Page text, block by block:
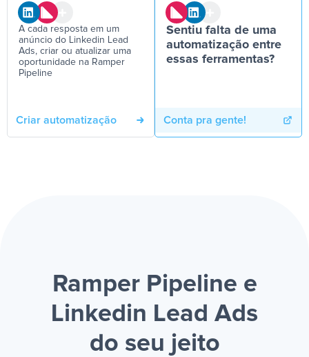
A cada resposta em um
anúncio do Linkedin Lead
Ads, criar ou atualizar uma
oportunidade na Ramper
Pipeline
Criar automatização
Sentiu falta de uma
automatização entre
essas ferramentas?
Conta pra gente!
Ramper Pipeline e
Linkedin Lead Ads
do seu jeito